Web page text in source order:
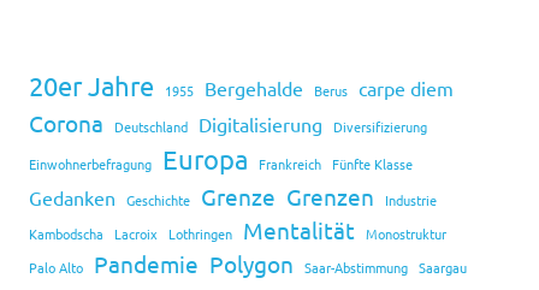
20er Jahre 1955 Bergehalde Berus carpe diem
Corona Deutschland Digitalisierung
Diversifizierung
Einwohnerbefragung
Europa Frankreich Fünfte Klasse
Gedanken Geschichte Grenze Grenzen
Industrie
Kambodscha
Lacroix Lothringen Mentalität Monostruktur
Palo Alto
Pandemie Polygon Saar-Abstimmung Saargau